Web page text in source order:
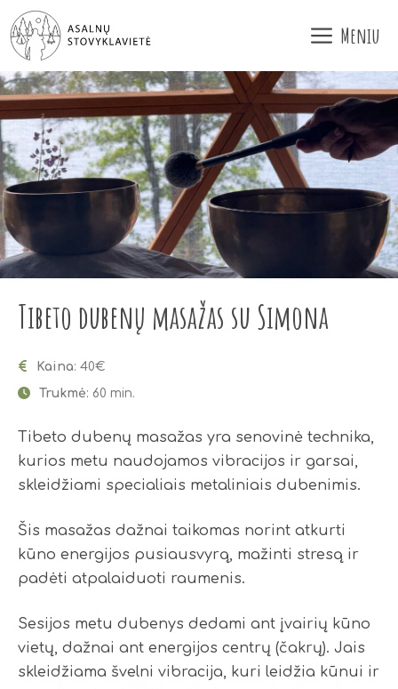
Pereiti
prie
turinio
Meniu
Tibeto dubenų masažas su Simona
Kaina: 40€
Trukmė: 60 min.
Tibeto dubenų masažas yra senovinė technika,
kurios metu naudojamos vibracijos ir garsai,
skleidžiami specialiais metaliniais dubenimis.
Šis masažas dažnai taikomas norint atkurti
kūno energijos pusiausvyrą, mažinti stresą ir
padėti atpalaiduoti raumenis.
Sesijos metu dubenys dedami ant įvairių kūno
vietų, dažnai ant energijos centrų (čakrų). Jais
skleidžiama švelni vibracija, kuri leidžia kūnui ir